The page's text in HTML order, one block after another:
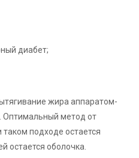
диабет;
жира аппаратом-
Оптимальный метод от
подходе остается
остается оболочка.